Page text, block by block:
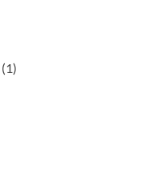
(1)